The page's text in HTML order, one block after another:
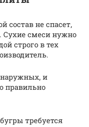
состав не спасет,
Сухие смеси нужно
строго в тех
и
правильно
требуется